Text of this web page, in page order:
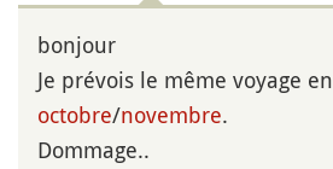
bonjour
Je prévois le même voyage en
octobre/novembre.
Dommage..